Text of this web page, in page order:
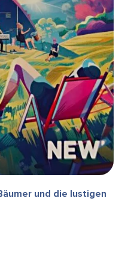
und die lustigen